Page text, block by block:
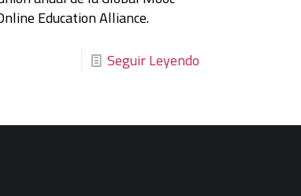
Education Alliance.
Seguir Leyendo